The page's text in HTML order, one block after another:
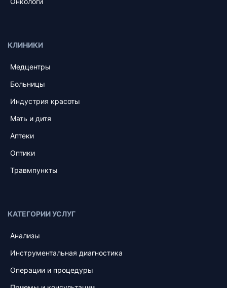
КЛИНИКИ
Медцентры
Больницы
Индустрия красоты
Мать и дитя
Аптеки
Оптики
Травмпункты
КАТЕГОРИИ УСЛУГ
Анализы
Инструментальная диагностика
Операции и процедуры